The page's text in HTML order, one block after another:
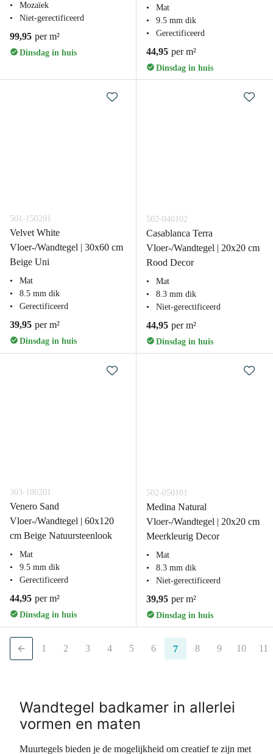
Mozaïek
Niet-gerectificeerd
99,95 per m²
Dinsdag in huis
Mat
9.5 mm dik
Gerectificeerd
44,95 per m²
Dinsdag in huis
501-150201
Velvet White
Vloer-/Wandtegel | 30x60 cm
Beige Uni
Mat
8.5 mm dik
Gerectificeerd
39,95 per m²
Dinsdag in huis
502-040102
Casablanca Terra
Vloer-/Wandtegel | 20x20 cm
Rood Decor
Mat
8.3 mm dik
Niet-gerectificeerd
44,95 per m²
Dinsdag in huis
303-180201
Venero Sand
Vloer-/Wandtegel | 60x120
cm Beige Natuursteenlook
Mat
9.5 mm dik
Gerectificeerd
44,95 per m²
Dinsdag in huis
502-050101
Medina Natural
Vloer-/Wandtegel | 20x20 cm
Meerkleurig Decor
Mat
8.3 mm dik
Niet-gerectificeerd
39,95 per m²
Dinsdag in huis
1 2 3 4 5 6 7 8 9 10 11
Wandtegel badkamer in allerlei
vormen en maten
Muurtegels bieden je de mogelijkheid om creatief te zijn met